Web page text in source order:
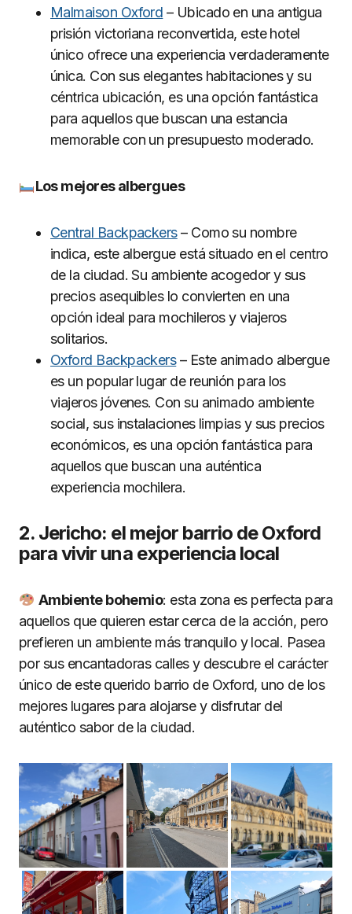
Malmaison Oxford – Ubicado en una antigua
prisión victoriana reconvertida, este hotel
único ofrece una experiencia verdaderamente
única. Con sus elegantes habitaciones y su
céntrica ubicación, es una opción fantástica
para aquellos que buscan una estancia
memorable con un presupuesto moderado.
Los mejores albergues
Central Backpackers– Como su nombre
indica, este albergue está situado en el centro
de la ciudad. Su ambiente acogedor y sus
precios asequibles lo convierten en una
opción ideal para mochileros y viajeros
solitarios.
Oxford Backpackers– Este animado albergue
es un popular lugar de reunión para los
viajeros jóvenes. Con su animado ambiente
social, sus instalaciones limpias y sus precios
económicos, es una opción fantástica para
aquellos que buscan una auténtica
experiencia mochilera.
2. Jericho: el mejor barrio de Oxford
para vivir una experiencia local
Ambiente bohemio: esta zona es perfecta para
aquellos que quieren estar cerca de la acción, pero
prefieren un ambiente más tranquilo y local. Pasea
por sus encantadoras calles y descubre el carácter
único de este querido barrio de Oxford, uno de los
mejores lugares para alojarse y disfrutar del
auténtico sabor de la ciudad.